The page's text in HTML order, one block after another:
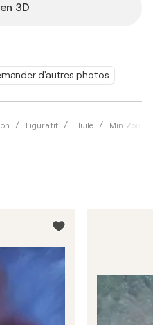
d'autres photos
Figuratif Huile Min Zou
3D